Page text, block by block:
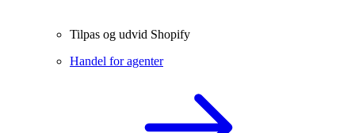
Tilpas og udvid Shopify
Handel for agenter